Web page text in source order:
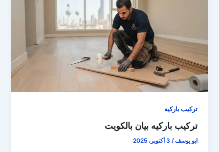
تركيب باركيه
تركيب باركيه بيان بالكويت
ابو يوسف/ 3 أكتوبر، 2025